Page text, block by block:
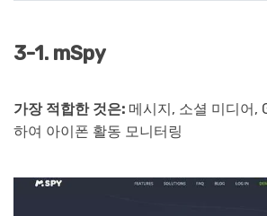
3-1. mSpy
가장 적합한 것은: 메시지, 소셜 미디어,
하여 아이폰 활동 모니터링